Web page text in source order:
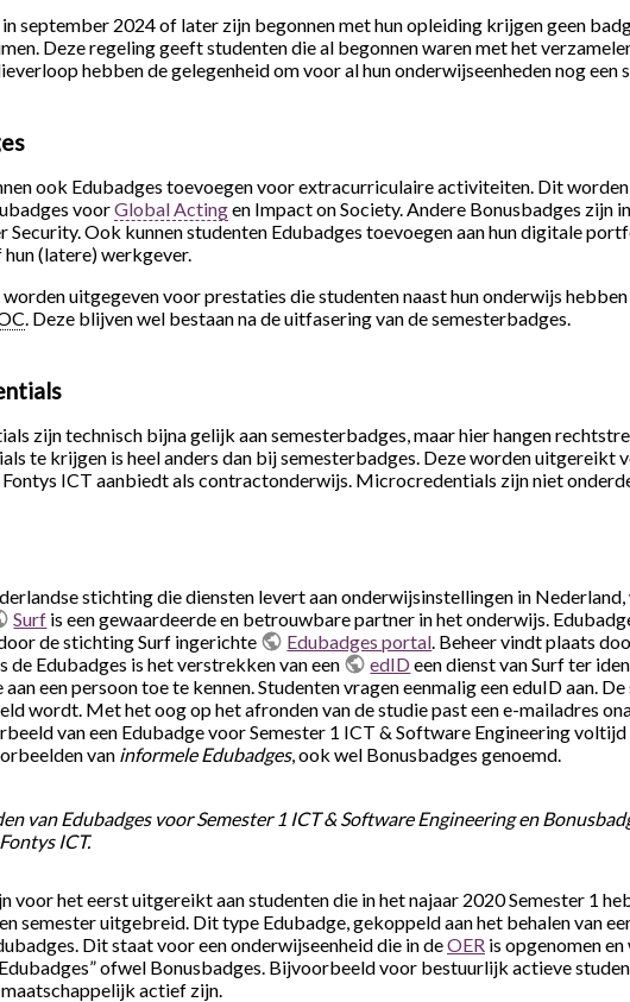
september 2024 of later zijn begonnen met hun opleiding krijgen geen
Deze regeling geeft studenten die al begonnen waren met het
hebben de gelegenheid om voor al hun onderwijseenheden nog een
ook Edubadges toevoegen voor extracurriculaire activiteiten. Dit
voorGlobal Actingen Impact on Society. Andere Bonusbadges zijn
Security. Ook kunnen studenten Edubadges toevoegen aan hun digitale
(latere) werkgever.
uitgegeven voor prestaties die studenten naast hun onderwijs
. Deze blijven wel bestaan na de uitfasering van de semesterbadges.
zijn technisch bijna gelijk aan semesterbadges, maar hier hangen
te krijgen is heel anders dan bij semesterbadges. Deze worden uitgereikt
ICT aanbiedt als contractonderwijs. Microcredentials zijn niet
stichting die diensten levert aan onderwijsinstellingen in
Surf is een gewaardeerde en betrouwbare partner in het onderwijs.
de stichting Surf ingerichte
Edubadges portal. Beheer vindt plaats
de Edubadges is het verstrekken van een
edIDeen dienst van Surf ter
aan een persoon toe te kennen. Studenten vragen eenmalig een eduID aan.
wordt. Met het oog op het afronden van de studie past een e-mailadres
van een Edubadge voor Semester 1 ICT & Software Engineering
van informele Edubadges, ook wel Bonusbadges genoemd.
van Edubadges voor Semester 1 ICT & Software Engineering en
ICT.
voor het eerst uitgereikt aan studenten die in het najaar 2020 Semester 1
semester uitgebreid. Dit type Edubadge, gekoppeld aan het behalen van
Dit staat voor een onderwijseenheid die in deOER is opgenomen en
ofwel Bonusbadges. Bijvoorbeeld voor bestuurlijk actieve
actief zijn.